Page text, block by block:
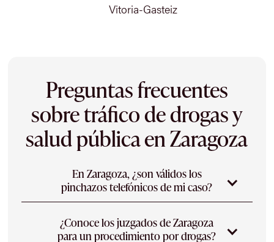
Vitoria-Gasteiz
Preguntas frecuentes
sobre tráfico de drogas y
salud pública en Zaragoza
En Zaragoza, ¿son válidos los
pinchazos telefónicos de mi caso?
La intervención de las comunicaciones exige
autorización judicial motivada, con indicios
¿Conoce los juzgados de Zaragoza
para un procedimiento por drogas?